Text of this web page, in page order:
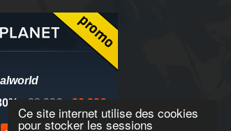
Ce site internet utilise des cookies
pour stocker les sessions